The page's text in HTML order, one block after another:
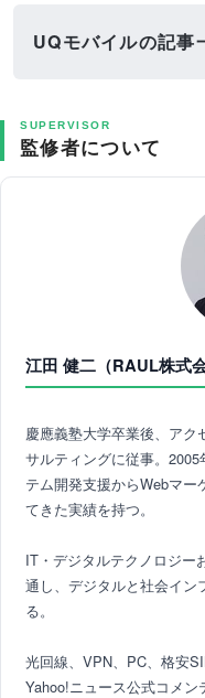
UQモバイルの記事
SUPERVISOR
監修者について
江田 健二（RAUL株式
慶應義塾大学卒業後、ア
サルティングに従事。
テム開発支援からWebマー
てきた実績を持つ。
IT・デジタルテクノロジー
通し、デジタルと社会イン
る。
光回線、VPN、PC、格安
Yahoo!ニュース公式コメン